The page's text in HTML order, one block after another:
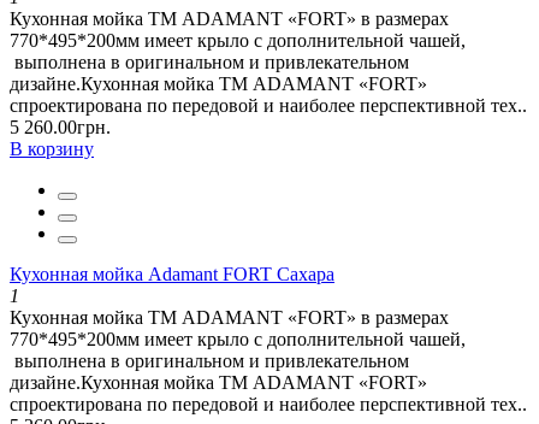
Кухонная мойка ТМ ADAMANT «FORT» в размерах
770*495*200мм имеет крыло с дополнительной чашей,
выполнена в оригинальном и привлекательном
дизайне.Кухонная мойка ТМ ADAMANT «FORT»
спроектирована по передовой и наиболее перспективной тех..
5 260.00грн.
В корзину
Кухонная мойка Adamant FORT Сахара
1
Кухонная мойка ТМ ADAMANT «FORT» в размерах
770*495*200мм имеет крыло с дополнительной чашей,
выполнена в оригинальном и привлекательном
дизайне.Кухонная мойка ТМ ADAMANT «FORT»
спроектирована по передовой и наиболее перспективной тех..